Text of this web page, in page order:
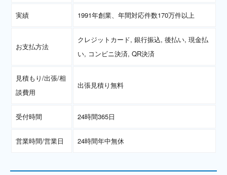
実績 1991年創業、年間対応件数170万件以上
お支払方法
クレジットカード, 銀行振込, 後払い, 現金払
い, コンビニ決済, QR決済
見積もり/出張/相
談費用
出張見積り無料
受付時間 24時間365日
営業時間/営業日 24時間年中無休